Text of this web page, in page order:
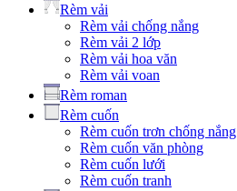
Rèm vải
Rèm vải chống nắng
Rèm vải 2 lớp
Rèm vải hoa văn
Rèm vải voan
Rèm roman
Rèm cuốn
Rèm cuốn trơn chống nắng
Rèm cuốn văn phòng
Rèm cuốn lưới
Rèm cuốn tranh